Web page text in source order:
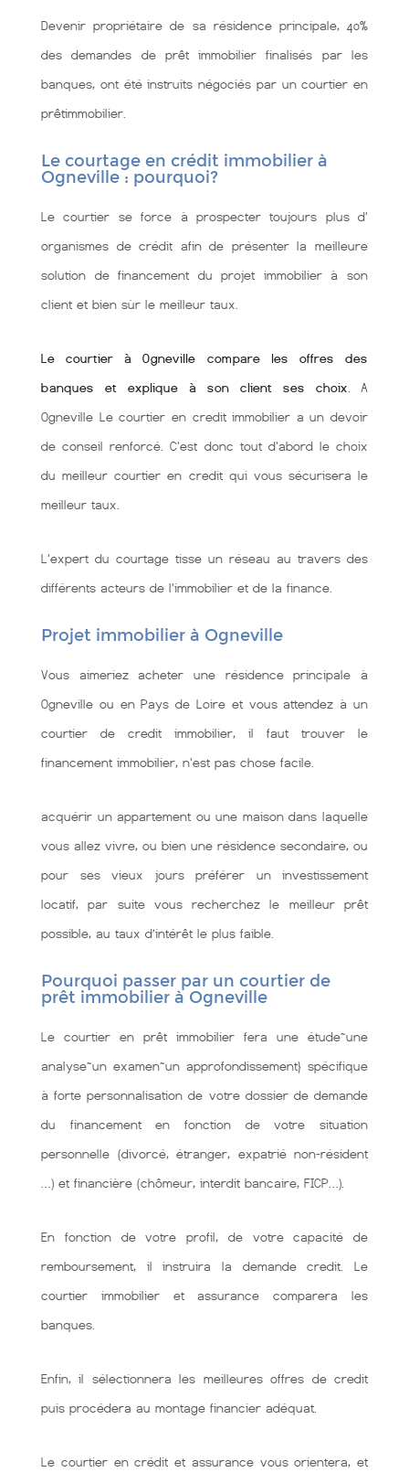
Devenir propriétaire de sa résidence principale, 40%
des demandes de prêt immobilier finalisés par les
banques, ont été instruits négociés par un courtier en
prêtimmobilier.
Le courtage en crédit immobilier à
Ogneville : pourquoi?
Le courtier se force à prospecter toujours plus d'
organismes de crédit afin de présenter la meilleure
solution de financement du projet immobilier à son
client et bien sùr le meilleur taux.
Le courtier à Ogneville compare les offres des
banques et explique à son client ses choix . A
Ogneville Le courtier en credit immobilier a un devoir
de conseil renforcé. C'est donc tout d'abord le choix
du meilleur courtier en credit qui vous sécurisera le
meilleur taux.
L'expert du courtage tisse un réseau au travers des
différents acteurs de l'immobilier et de la finance.
Projet immobilier à Ogneville
Vous aimeriez acheter une résidence principale à
Ogneville ou en Pays de Loire et vous attendez à un
courtier de credit immobilier, il faut trouver le
financement immobilier, n'est pas chose facile.
acquérir un appartement ou une maison dans laquelle
vous allez vivre, ou bien une résidence secondaire, ou
pour ses vieux jours préférer un investissement
locatif, par suite vous recherchez le meilleur prêt
possible, au taux d’intérêt le plus faible.
Pourquoi passer par un courtier de
prêt immobilier à Ogneville
Le courtier en prêt immobilier fera une étude~une
analyse~un examen~un approfondissement} spécifique
à forte personnalisation de votre dossier de demande
du financement en fonction de votre situation
personnelle (divorcé, étranger, expatrié non-résident
…) et financière (chômeur, interdit bancaire, FICP…).
En fonction de votre profil, de votre capacité de
remboursement, il instruira la demande credit. Le
courtier immobilier et assurance comparera les
banques.
Enfin, il sélectionnera les meilleures offres de credit
puis procédera au montage financier adéquat.
Le courtier en crédit et assurance vous orientera, et